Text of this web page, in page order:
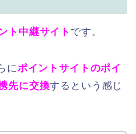
ト中継サイト です。
にポイントサイトのポイ
先に交換するという感じ